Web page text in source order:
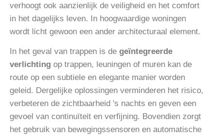
verhoogt ook aanzienlijk de veiligheid en het comfort
in het dagelijks leven. In hoogwaardige woningen
wordt licht gewoon een ander architecturaal element.
In het geval van trappen is de geïntegreerde
verlichting op trappen, leuningen of muren kan de
route op een subtiele en elegante manier worden
geleid. Dergelijke oplossingen verminderen het risico,
verbeteren de zichtbaarheid 's nachts en geven een
gevoel van continuïteit en verfijning. Bovendien zorgt
het gebruik van bewegingssensoren en automatische